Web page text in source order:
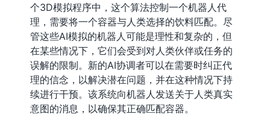
个3D模拟程序中，这个算法控制一个机器人代
理，需要将一个容器与人类选择的饮料匹配。尽
管这些AI模拟的机器人可能是理性和复杂的，但
在某些情况下，它们会受到对人类伙伴或任务的
误解的限制。新的AI协调者可以在需要时纠正代
理的信念，以解决潜在问题，并在这种情况下持
续进行干预。该系统向机器人发送关于人类真实
意图的消息，以确保其正确匹配容器。